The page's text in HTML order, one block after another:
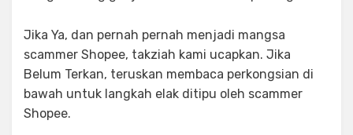
Jika Ya, dan pernah pernah menjadi mangsa
scammer Shopee, takziah kami ucapkan. Jika
Belum Terkan, teruskan membaca perkongsian di
bawah untuk langkah elak ditipu oleh scammer
Shopee.